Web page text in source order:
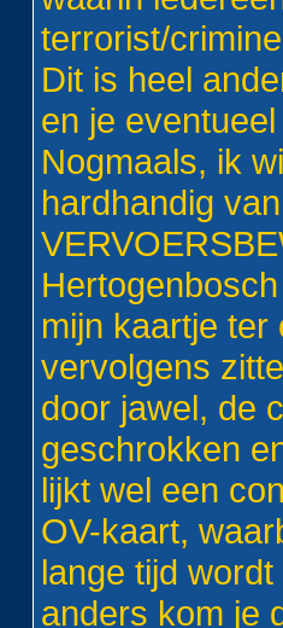
terrorist/
Dit is heel
en je
Nogmaals, ik
hardhandig
mijn kaartje
vervolgens
door jawel, de
geschrokken
lijkt wel een
OV-kaart,
lange tijd
anders kom je